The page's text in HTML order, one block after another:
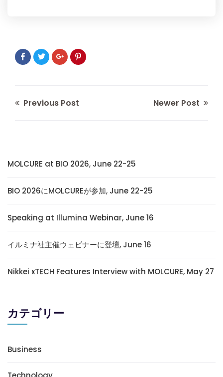
Previous Post Newer Post
MOLCURE at BIO 2026, June 22-25
BIO 2026にMOLCUREが参加, June 22-25
Speaking at Illumina Webinar, June 16
イルミナ社主催ウェビナーに登壇, June 16
Nikkei xTECH Features Interview with MOLCURE, May 27
カテゴリー
Business